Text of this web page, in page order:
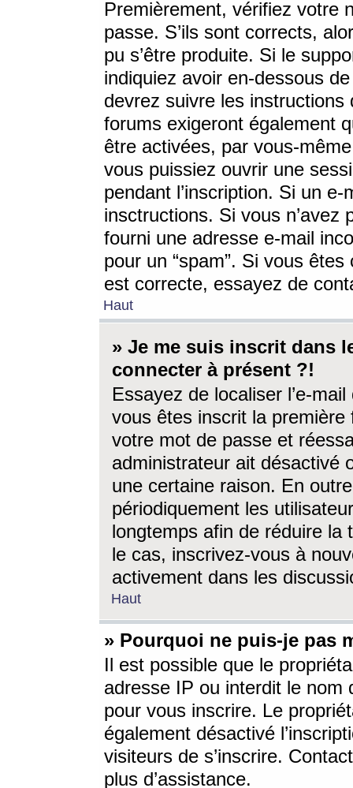
Premièrement, vérifiez votre
passe. S’ils sont corrects,
pu s’être produite. Si le
indiquiez avoir en-dessous
devrez suivre les
forums exigeront également
être activées, par vous-
vous puissiez ouvrir une
pendant l’inscription. Si un
insctructions. Si vous n’avez
fourni une adresse e-mail
pour un “spam”. Si vous
est correcte, essayez de
Haut
» Je me suis inscrit dans
connecter à présent ?!
Essayez de localiser l’e-
vous êtes inscrit la première
votre mot de passe et
administrateur ait désactivé
une certaine raison. En
périodiquement les
longtemps afin de réduire la
le cas, inscrivez-vous à
activement dans les
Haut
» Pourquoi ne puis-je pas
Il est possible que le
adresse IP ou interdit le nom
pour vous inscrire. Le
également désactivé
visiteurs de s’inscrire.
plus d’assistance.